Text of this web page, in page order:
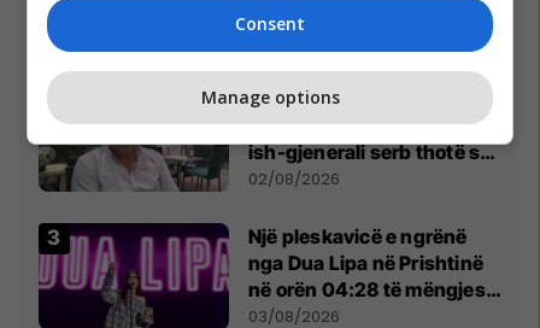
seancën konstituive të
Ftohet nga prokuroria e
Kosovës për krime lufte,
ish-gjenerali serb thotë se
dikush e tradhtoi në
02/08/2026
Një pleskavicë e ngrënë
nga Dua Lipa në Prishtinë
në orën 04:28 të mëngjesit
- dhe bota digjitale serbe
03/08/2026
Consent
Manage options